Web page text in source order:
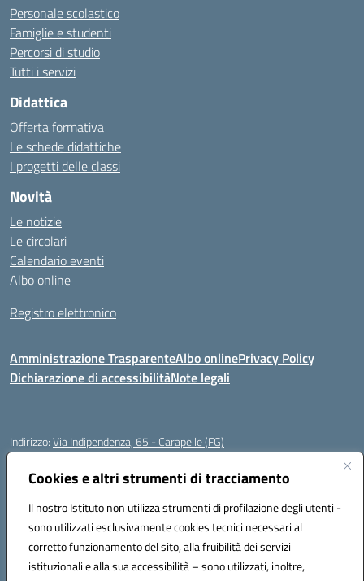
Cookies e altri strumenti di tracciamento
Il nostro Istituto non utilizza strumenti di profilazione degli utenti -
sono utilizzati esclusivamente cookies tecnici necessari al
corretto funzionamento del sito, alla fruibilità dei servizi
istituzionali e alla sua accessibilità – sono utilizzati, inoltre,
Personale scolastico
Famiglie e studenti
Percorsi di studio
Tutti i servizi
Didattica
Offerta formativa
Le schede didattiche
I progetti delle classi
Novità
Le notizie
Le circolari
Calendario eventi
Albo online
Registro elettronico
Amministrazione TrasparenteAlbo onlinePrivacy Policy
Dichiarazione di accessibilitàNote legali
Indirizzo:Via Indipendenza, 65 - Carapelle (FG)
Centralino:
Posta elettronica certificata (PEC):fgic822001@pec.istruzione.it
Codice fiscale: 90015720718
Codice meccanografico:FGIC822001
Codice Indice delle Pubbliche Amministrazioni (IPA): istsc_fgic822001
Codice unico di fatturazione (CUF): UFSLF2